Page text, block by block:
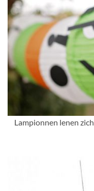
Lampionnen lenen